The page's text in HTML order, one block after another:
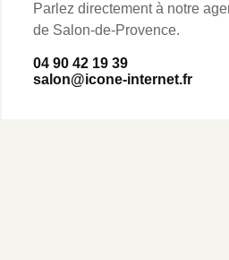
Parlez directement à notre
de Salon-de-Provence.
04 90 42 19 39
salon@icone-internet.fr